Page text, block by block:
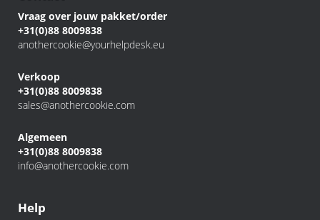
Vraag over jouw pakket/order
+31(0)88 8009838
anothercookie@yourhelpdesk.eu
Verkoop
+31(0)88 8009838
sales@anothercookie.com
Algemeen
+31(0)88 8009838
info@anothercookie.com
Help